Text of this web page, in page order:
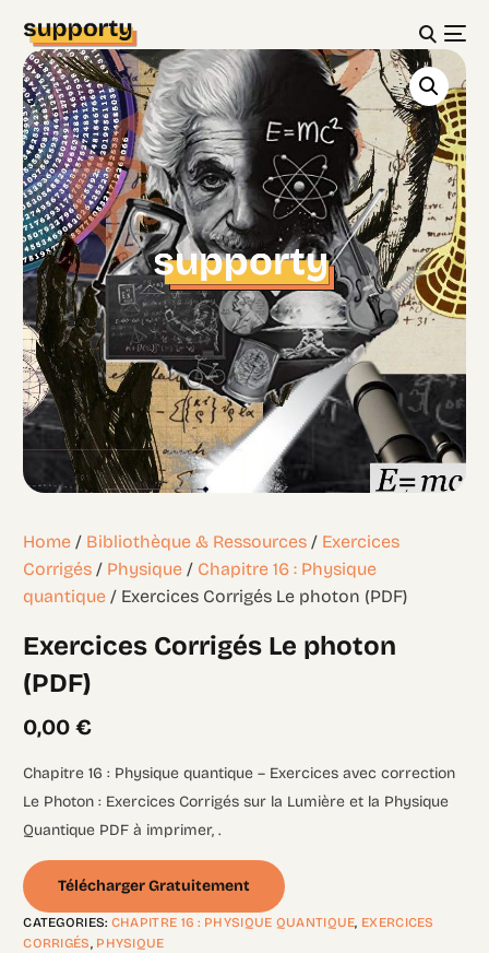
Home / Bibliothèque & Ressources / Exercices
Corrigés / Physique / Chapitre 16 : Physique
quantique / Exercices Corrigés Le photon (PDF)
Exercices Corrigés Le photon
(PDF)
0,00€
Chapitre 16 : Physique quantique – Exercices avec correction
Le Photon : Exercices Corrigés sur la Lumière et la Physique
Quantique PDF à imprimer, .
Télécharger Gratuitement
CATEGORIES: CHAPITRE 16 : PHYSIQUE QUANTIQUE, EXERCICES
CORRIGÉS, PHYSIQUE